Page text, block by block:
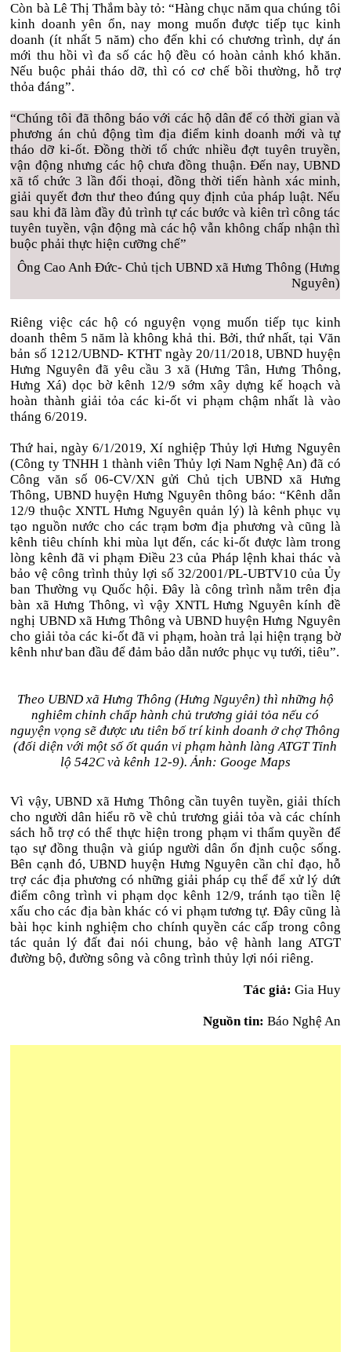
Còn bà Lê Thị Thắm bày tỏ: “Hàng chục năm qua chúng tôi
kinh doanh yên ổn, nay mong muốn được tiếp tục kinh
doanh (ít nhất 5 năm) cho đến khi có chương trình, dự án
mới thu hồi vì đa số các hộ đều có hoàn cảnh khó khăn.
Nếu buộc phải tháo dỡ, thì có cơ chế bồi thường, hỗ trợ
thỏa đáng”.
“Chúng tôi đã thông báo với các hộ dân để có thời gian và
phương án chủ động tìm địa điểm kinh doanh mới và tự
tháo dỡ ki-ốt. Đồng thời tổ chức nhiều đợt tuyên truyền,
vận động nhưng các hộ chưa đồng thuận. Đến nay, UBND
xã tổ chức 3 lần đối thoại, đồng thời tiến hành xác minh,
giải quyết đơn thư theo đúng quy định của pháp luật. Nếu
sau khi đã làm đầy đủ trình tự các bước và kiên trì công tác
tuyên tuyền, vận động mà các hộ vẫn không chấp nhận thì
buộc phải thực hiện cưỡng chế”
Ông Cao Anh Đức- Chủ tịch UBND xã Hưng Thông (Hưng
Nguyên)
Riêng việc các hộ có nguyện vọng muốn tiếp tục kinh
doanh thêm 5 năm là không khả thi. Bởi, thứ nhất, tại Văn
bản số 1212/UBND- KTHT ngày 20/11/2018, UBND huyện
Hưng Nguyên đã yêu cầu 3 xã (Hưng Tân, Hưng Thông,
Hưng Xá) dọc bờ kênh 12/9 sớm xây dựng kế hoạch và
hoàn thành giải tỏa các ki-ốt vi phạm chậm nhất là vào
tháng 6/2019.
Thứ hai, ngày 6/1/2019, Xí nghiệp Thủy lợi Hưng Nguyên
(Công ty TNHH 1 thành viên Thủy lợi Nam Nghệ An) đã có
Công văn số 06-CV/XN gửi Chủ tịch UBND xã Hưng
Thông, UBND huyện Hưng Nguyên thông báo: “Kênh dẫn
12/9 thuộc XNTL Hưng Nguyên quản lý) là kênh phục vụ
tạo nguồn nước cho các trạm bơm địa phương và cũng là
kênh tiêu chính khi mùa lụt đến, các ki-ốt được làm trong
lòng kênh đã vi phạm Điều 23 của Pháp lệnh khai thác và
bảo vệ công trình thủy lợi số 32/2001/PL-UBTV10 của Ủy
ban Thường vụ Quốc hội. Đây là công trình nằm trên địa
bàn xã Hưng Thông, vì vậy XNTL Hưng Nguyên kính đề
nghị UBND xã Hưng Thông và UBND huyện Hưng Nguyên
cho giải tỏa các ki-ốt đã vi phạm, hoàn trả lại hiện trạng bờ
kênh như ban đầu để đảm bảo dẫn nước phục vụ tưới, tiêu”.
Theo UBND xã Hưng Thông (Hưng Nguyên) thì những hộ
nghiêm chỉnh chấp hành chủ trương giải tỏa nếu có
nguyện vọng sẽ được ưu tiên bố trí kinh doanh ở chợ Thông
(đối diện với một số ốt quán vi phạm hành làng ATGT Tỉnh
lộ 542C và kênh 12-9). Ảnh: Googe Maps
Vì vậy, UBND xã Hưng Thông cần tuyên tuyền, giải thích
cho người dân hiểu rõ về chủ trương giải tỏa và các chính
sách hỗ trợ có thể thực hiện trong phạm vi thẩm quyền để
tạo sự đồng thuận và giúp người dân ổn định cuộc sống.
Bên cạnh đó, UBND huyện Hưng Nguyên cần chỉ đạo, hỗ
trợ các địa phương có những giải pháp cụ thể để xử lý dứt
điểm công trình vi phạm dọc kênh 12/9, tránh tạo tiền lệ
xấu cho các địa bàn khác có vi phạm tương tự. Đây cũng là
bài học kinh nghiệm cho chính quyền các cấp trong công
tác quản lý đất đai nói chung, bảo vệ hành lang ATGT
đường bộ, đường sông và công trình thủy lợi nói riêng.
Tác giả: Gia Huy
Nguồn tin: Báo Nghệ An